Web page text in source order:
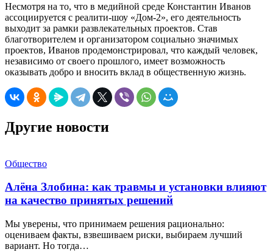
Несмотря на то, что в медийной среде Константин Иванов
ассоциируется с реалити-шоу «Дом-2», его деятельность
выходит за рамки развлекательных проектов. Став
благотворителем и организатором социально значимых
проектов, Иванов продемонстрировал, что каждый человек,
независимо от своего прошлого, имеет возможность
оказывать добро и вносить вклад в общественную жизнь.
Другие новости
Общество
Алёна Злобина: как травмы и установки влияют
на качество принятых решений
Мы уверены, что принимаем решения рационально:
оцениваем факты, взвешиваем риски, выбираем лучший
вариант. Но тогда…